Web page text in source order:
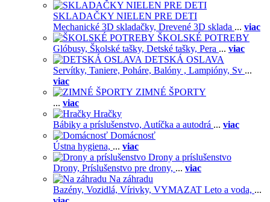
SKLADAČKY NIELEN PRE DETI
Mechanické 3D skladačky, Drevené 3D sklada ... viac
ŠKOLSKÉ POTREBY
Glóbusy, Školské tašky, Detské tašky, Pera ... viac
DETSKÁ OSLAVA
Servítky, Taniere, Poháre, Balóny , Lampióny, Sv ...
viac
ZIMNÉ ŠPORTY
... viac
Hračky
Bábiky a príslušenstvo, Autíčka a autodrá ... viac
Domácnosť
Ústna hygiena, ... viac
Drony a príslušenstvo
Drony, Príslušenstvo pre drony, ... viac
Na záhradu
Bazény, Vozidlá, Vírivky, VYMAZAT Leto a voda, ...